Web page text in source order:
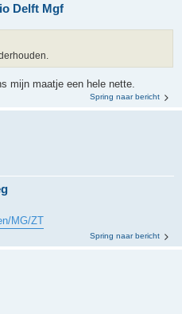
Delft Mgf
mijn maatje een hele nette.
Spring naar bericht
MG/ZT
Spring naar bericht